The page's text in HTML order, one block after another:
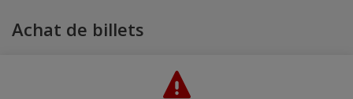
Achat de billets